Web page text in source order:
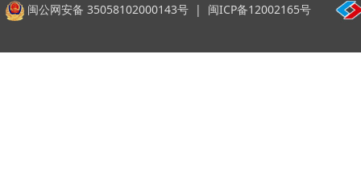
闽公网安备 35058102000143号 | 闽ICP备12002165号